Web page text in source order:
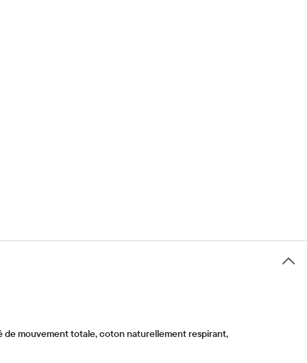
de mouvement totale, coton naturellement respirant,